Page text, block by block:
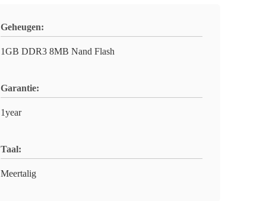
Geheugen:
1GB DDR3 8MB Nand Flash
Garantie:
1year
Taal:
Meertalig